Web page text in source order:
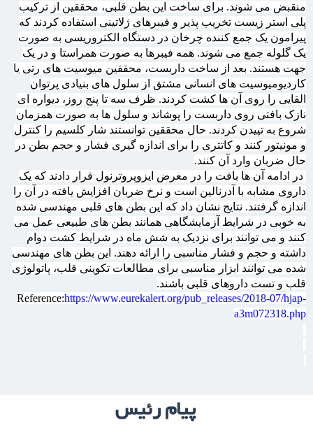
منقبض می شوند. برای ساخت این بطن قلبی، محققین از ترکیب
پلی استر زیست تخریب پذیر و فیبرهای ژلاتینی استفاده کردند که
پیرامون یک جمع کننده چرخان در دستگاه الکتروریسی به صورت
یک گلوله جمع می شوند. همه فیبرها به صورت همراستا و در یک
جهت هستند. بعد از ساخت داربست، محققین میوسیت های رتی یا
کاردیومیوسیت های انسانی مشتق از سلول های بنیادی پرتوان
القایی را روی آن ها کشت کردند. ظرف سه تا پنج روز، دیواره ای
نازک بافتی روی داربست را پوشاند و سلول ها به صورت همزمان
شروع به تپیدن کردند. حال محققین توانستند شار کلسیم را کنترل
و مونیتور کنند و کاتتری را برای اندازه گیری فشار و حجم بطن در
حال ضربان وارد آن کنند.
در ادامه آن ها بافت را در معرض ایزوپروترنول قرار دادند که یک
داروی مشابه با آدرنالین است و نرخ ضربان افزایش یافته در آن را
اندازه گرفتند. نتایج نشان داد که این بطن های قلبی مهندسی شده
به خوبی در شرایط آزمایشگاهی همانند بطن های طبیعی عمل می
کنند و می توانند برای نزدیک به شش ماه در شرایط کشت دوام
داشته و حجم و فشار مناسبی را ارائه دهند. این بطن های مهندسی
شده می توانند ابزار مناسبی برای مطالعات تکوینی قلب، پاتولوژی
قلب و تست داروهای قلبی باشند.
Reference:https://www.eurekalert.org/pub_releases/2018-07/hjap-
a3m072318.php
پیام رئیس